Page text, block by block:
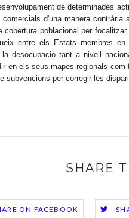
de determinades
d'una manera
cobertura poblacional per
entre els Estats membres
desocupació tant a nivell
en els seus mapes regionals
subvencions per corregir les
SHARE
ON FACEBOOK